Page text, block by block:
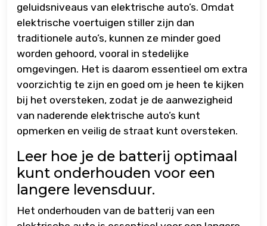
geluidsniveaus van elektrische auto’s. Omdat
elektrische voertuigen stiller zijn dan
traditionele auto’s, kunnen ze minder goed
worden gehoord, vooral in stedelijke
omgevingen. Het is daarom essentieel om extra
voorzichtig te zijn en goed om je heen te kijken
bij het oversteken, zodat je de aanwezigheid
van naderende elektrische auto’s kunt
opmerken en veilig de straat kunt oversteken.
Leer hoe je de batterij optimaal
kunt onderhouden voor een
langere levensduur.
Het onderhouden van de batterij van een